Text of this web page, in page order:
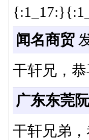
闻名商贸
干轩兄，恭
广东东莞
干轩兄弟，